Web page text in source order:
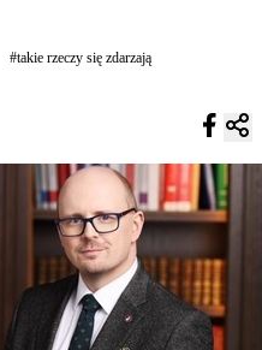
#takie rzeczy się zdarzają